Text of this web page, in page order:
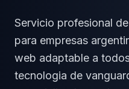
Servicio profesional de
para empresas
web adaptable a
tecnologia de